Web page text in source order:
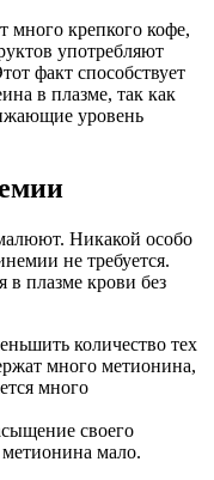
много крепкого кофе,
употребляют
факт способствует
в плазме, так как
уровень
Никакой особо
не требуется.
в плазме крови без
количество тех
много метионина,
много
своего
мало.